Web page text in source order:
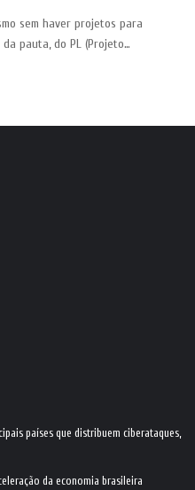
sem haver projetos para
pauta, do PL (Projeto…
países que distribuem ciberataques,
da economia brasileira